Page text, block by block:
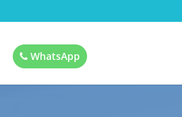
WhatsApp